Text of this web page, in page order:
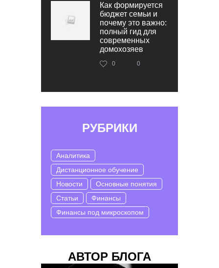
Как формируется
бюджет семьи и
почему это важно:
полный гид для
современных
домохозяев
0 0
РУБРИКИ
Аналитика
Дистанционное обучение
Новости
Основные понятия
Статьи
Финансы
Финансы под микроскопом
АВТОР БЛОГА